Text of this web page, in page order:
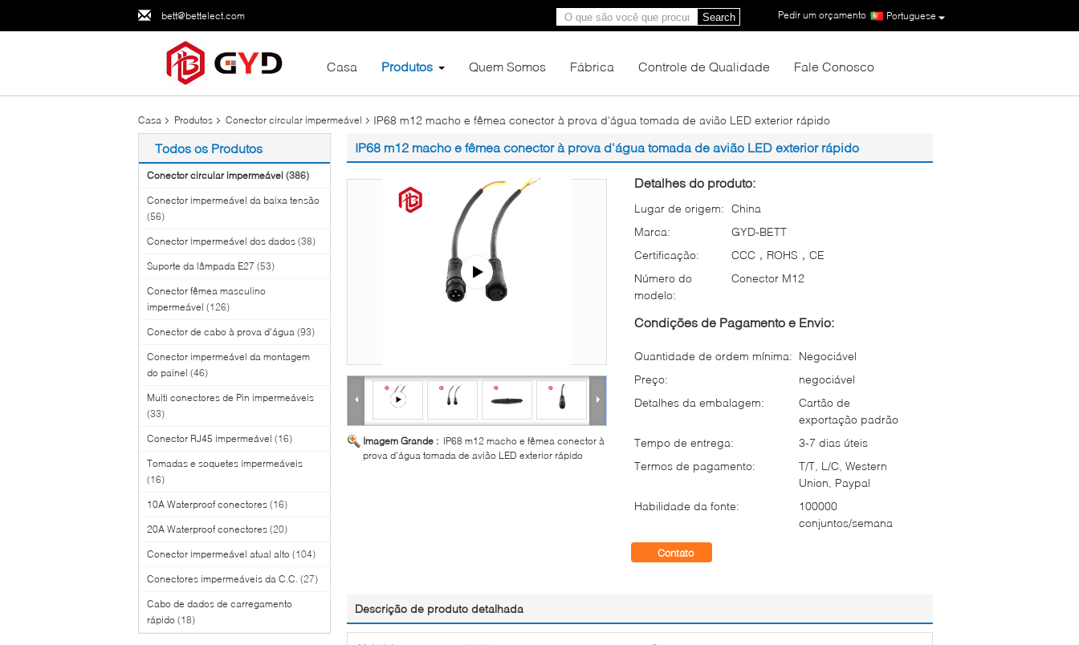
bett@bettelect.com Portuguese
Pedir um orçamento |
Search
Casa Produtos Quem Somos Fábrica Controle de Qualidade Fale Conosco
Casa Produtos Conector circular impermeável IP68 m12 macho e fêmea conector à prova d'água tomada de avião LED exterior rápido
Todos os Produtos
Conector circular impermeável (386)
Conector impermeável da baixa tensão
(56)
Conector impermeável dos dados (38)
Suporte da lâmpada E27 (53)
Conector fêmea masculino
impermeável (126)
Conector de cabo à prova d'água (93)
Conector impermeável da montagem
do painel (46)
Multi conectores de Pin impermeáveis
(33)
Conector RJ45 impermeável (16)
Tomadas e soquetes impermeáveis
(16)
10A Waterproof conectores (16)
20A Waterproof conectores (20)
Conector impermeável atual alto (104)
Conectores impermeáveis da C.C. (27)
Cabo de dados de carregamento
rápido (18)
IP68 m12 macho e fêmea conector à prova d'água tomada de avião LED exterior rápido
Imagem Grande : IP68 m12 macho e fêmea conector à
prova d'água tomada de avião LED exterior rápido
Detalhes do produto:
Lugar de origem: China
Marca:
GYD-BETT
Certificação:
CCC，ROHS，CE
Número do
modelo:
Conector M12
Condições de Pagamento e Envio:
Quantidade de ordem mínima: Negociável
Preço:
negociável
Detalhes da embalagem:
Cartão de
exportação padrão
Tempo de entrega:
3-7 dias úteis
Termos de pagamento:
T/T, L/C, Western
Union, Paypal
Habilidade da fonte:
100000
conjuntos/semana
Contato
Descrição de produto detalhada